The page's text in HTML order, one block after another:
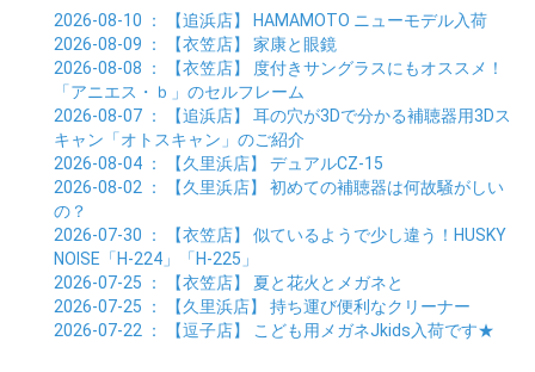
01月 (8)
02月 (6)
01月 (6)
03月 (7)
02月 (8)
01月 (8)
2026-08-10 ： 【追浜店】
HAMAMOTO ニューモデル入荷
2026-08-09 ： 【衣笠店】 家康と眼鏡
2026-08-08 ： 【衣笠店】
度付きサングラスにもオススメ！
「アニエス・ｂ」のセルフレーム
2026-08-07 ： 【追浜店】 耳の穴が3Dで分かる補聴器用3Dス
キャン「オトスキャン」のご紹介
2026-08-04 ： 【久里浜店】 デュアルCZ-15
2026-08-02 ： 【久里浜店】 初めての補聴器は何故騒がしい
の？
2026-07-30 ： 【衣笠店】 似ているようで少し違う！HUSKY
NOISE「H-224」「H-225」
2026-07-25 ： 【衣笠店】 夏と花火とメガネと
2026-07-25 ： 【久里浜店】 持ち運び便利なクリーナー
2026-07-22 ： 【逗子店】 こども用メガネJkids入荷です★